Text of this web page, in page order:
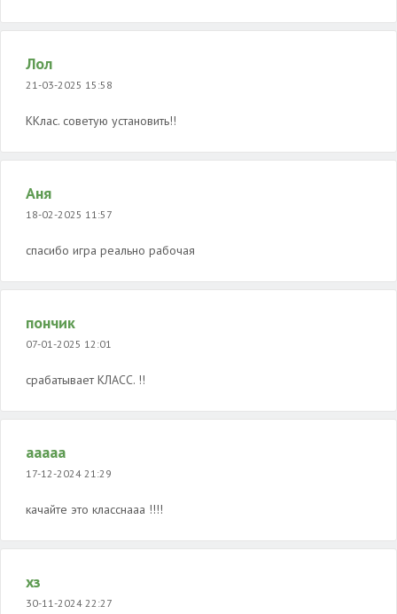
Лол
21-03-2025 15:58
ККлас. советую установить!!
Аня
18-02-2025 11:57
спасибо игра реально рабочая
пончик
07-01-2025 12:01
срабатывает КЛАСС. !!
ааааа
17-12-2024 21:29
качайте это класснааа !!!!
хз
30-11-2024 22:27